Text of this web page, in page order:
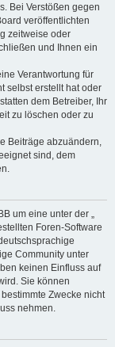
Bei Verstößen gegen
veröffentlichten
zeitweise oder
und Ihnen ein
Verantwortung für
selbst erstellt hat oder
dem Betreiber, Ihr
zu löschen oder zu
Beiträge abzuändern,
sind, dem
um eine unter der „
Foren-Software
Community unter
keinen Einfluss auf
Sie können
Zwecke nicht
nehmen.